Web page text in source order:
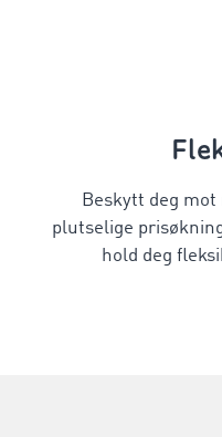
Beskytt deg
plutselige
hold deg